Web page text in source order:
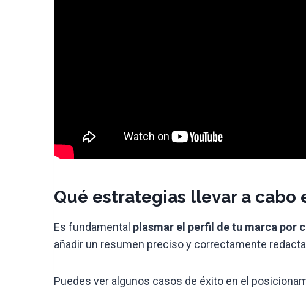
Qué estrategias llevar a cabo
Es fundamental plasmar el perfil de tu marca por
añadir un resumen preciso y correctamente
Puedes ver algunos casos de éxito en el